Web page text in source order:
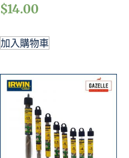
$14.00
加入購物車